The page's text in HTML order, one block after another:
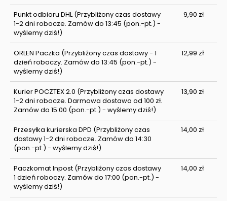
Punkt odbioru DHL(Przybliżony czas dostawy
1-2 dni robocze. Zamów do 13:45 (pon.-pt.) -
wyślemy dziś!)
9,90 zł
ORLEN Paczka (Przybliżony czas dostawy - 1
dzień roboczy. Zamów do 13:45 (pon.-pt.) -
wyślemy dziś!)
12,99 zł
Kurier POCZTEX 2.0 (Przybliżony czas dostawy
1-2 dni robocze. Darmowa dostawa od 100 zł.
Zamów do 15:00 (pon.-pt.) - wyślemy dziś!)
13,90 zł
Przesyłka kurierska DPD (Przybliżony czas
dostawy 1-2 dni robocze. Zamów do 14:30
(pon.-pt.) - wyślemy dziś!)
14,00 zł
Paczkomat Inpost(Przybliżony czas dostawy
1 dzień roboczy. Zamów do 17:00 (pon.-pt.) -
wyślemy dziś!)
14,00 zł